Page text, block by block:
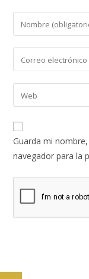
Introduce
tu
nombre
de
usuario
para
comentar
tu
dirección
de
electrónico
para
comentar
Introduce
la
URL
de
(opcional)
Guarda mi
navegador para la